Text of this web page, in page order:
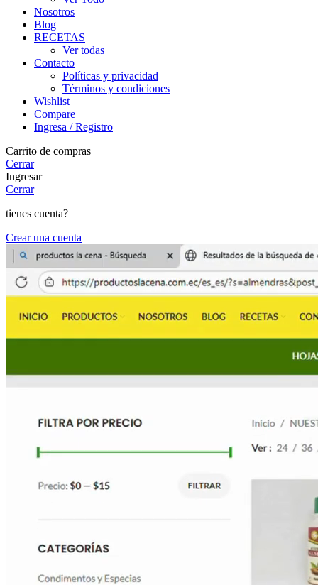
Nosotros
Blog
RECETAS
Ver todas
Contacto
Políticas y privacidad
Términos y condiciones
Wishlist
Compare
Ingresa / Registro
Carrito de compras
Cerrar
Ingresar
Cerrar
tienes cuenta?
Crear una cuenta